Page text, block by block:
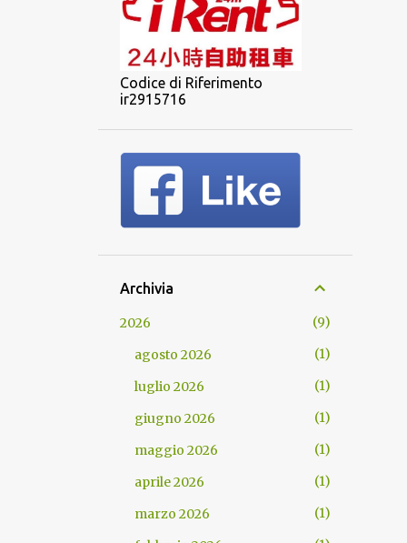
Codice di Riferimento
ir2915716
Archivia
2026
9
agosto 2026
1
luglio 2026
1
giugno 2026
1
maggio 2026
1
aprile 2026
1
marzo 2026
1